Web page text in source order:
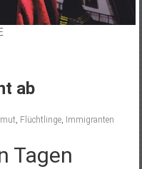
ab
, Flüchtlinge, Immigranten
Tagen